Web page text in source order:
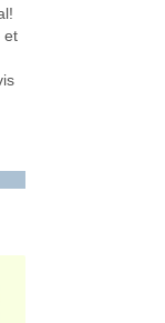
et